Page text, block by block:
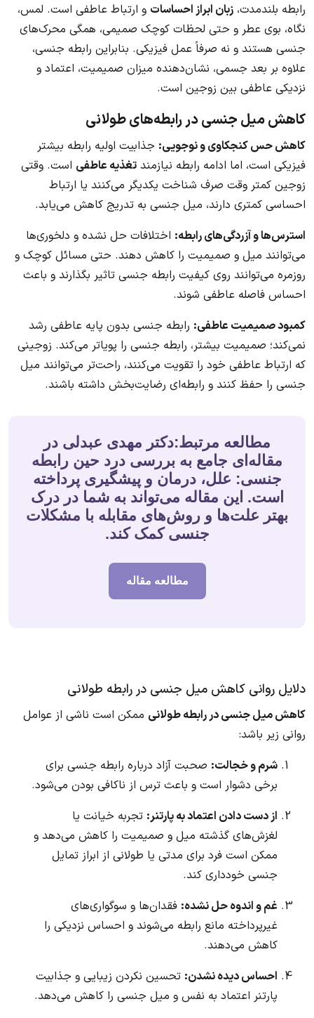
رابطه بلندمدت، زبان ابراز احساسات و ارتباط عاطفی است. لمس،
نگاه، بوی عطر و حتی لحظات کوچک صمیمی، همگی محرک‌های
جنسی هستند و نه صرفاً عمل فیزیکی. بنابراین رابطه جنسی،
علاوه بر بعد جسمی، نشان‌دهنده میزان صمیمیت، اعتماد و
نزدیکی عاطفی بین زوجین است.
کاهش میل جنسی در رابطه‌های طولانی
کاهش حس کنجکاوی و نوجویی: جذابیت اولیه رابطه بیشتر
فیزیکی است، اما ادامه رابطه نیازمند تغذیه عاطفی است. وقتی
زوجین کمتر وقت صرف شناخت یکدیگر می‌کنند یا ارتباط
احساسی کمتری دارند، میل جنسی به تدریج کاهش می‌یابد.
استرس‌ها و آزردگی‌های رابطه: اختلافات حل نشده و دلخوری‌ها
می‌توانند میل و صمیمیت را کاهش دهند. حتی مسائل کوچک و
روزمره می‌توانند روی کیفیت رابطه جنسی تاثیر بگذارند و باعث
احساس فاصله عاطفی شوند.
کمبود صمیمیت عاطفی: رابطه جنسی بدون پایه عاطفی رشد
نمی‌کند؛ صمیمیت بیشتر، رابطه جنسی را پویاتر می‌کند. زوجینی
که ارتباط عاطفی خود را تقویت می‌کنند، راحت‌تر می‌توانند میل
جنسی را حفظ کنند و رابطه‌ای رضایت‌بخش داشته باشند.
مطالعه مرتبط:دکتر مهدی عبدلی در
مقاله‌ای جامع به بررسی درد حین رابطه
جنسی: علل، درمان و پیشگیری پرداخته
است. این مقاله می‌تواند به شما در درک
بهتر علت‌ها و روش‌های مقابله با مشکلات
جنسی کمک کند.
مطالعه مقاله
دلایل روانی کاهش میل جنسی در رابطه طولانی
کاهش میل جنسی در رابطه طولانی ممکن است ناشی از عوامل
روانی زیر باشد:
شرم و خجالت: صحبت آزاد درباره رابطه جنسی برای
برخی دشوار است و باعث ترس از ناکافی بودن می‌شود.
از دست دادن اعتماد به پارتنر: تجربه خیانت یا
لغزش‌های گذشته میل و صمیمیت را کاهش می‌دهد و
ممکن است فرد برای مدتی یا طولانی از ابراز تمایل
جنسی خودداری کند.
غم و اندوه حل نشده: فقدان‌ها و سوگواری‌های
غیرپرداخته مانع رابطه می‌شوند و احساس نزدیکی را
کاهش می‌دهند.
احساس دیده نشدن: تحسین نکردن زیبایی و جذابیت
پارتنر اعتماد به نفس و میل جنسی را کاهش می‌دهد.